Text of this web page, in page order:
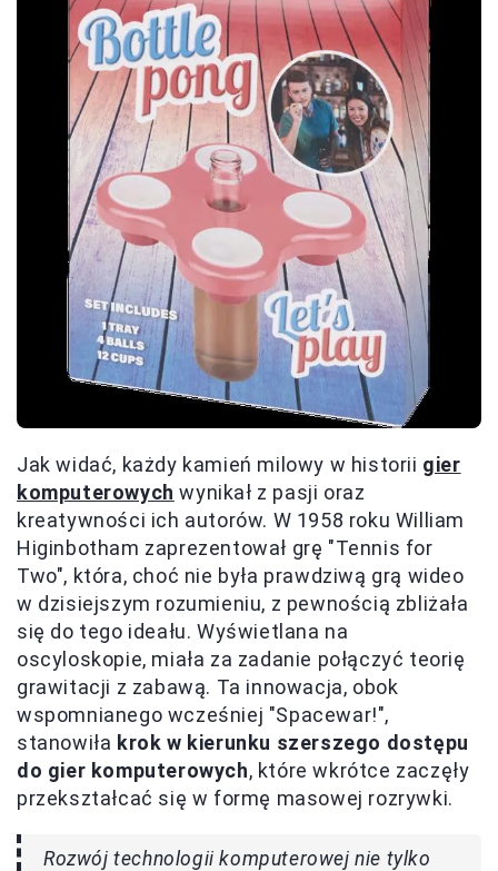
Jak widać, każdy kamień milowy w historii gier
komputerowych wynikał z pasji oraz
kreatywności ich autorów. W 1958 roku William
Higinbotham zaprezentował grę "Tennis for
Two", która, choć nie była prawdziwą grą wideo
w dzisiejszym rozumieniu, z pewnością zbliżała
się do tego ideału. Wyświetlana na
oscyloskopie, miała za zadanie połączyć teorię
grawitacji z zabawą. Ta innowacja, obok
wspomnianego wcześniej "Spacewar!",
stanowiła krok w kierunku szerszego dostępu
do gier komputerowych, które wkrótce zaczęły
przekształcać się w formę masowej rozrywki.
Rozwój technologii komputerowej nie tylko